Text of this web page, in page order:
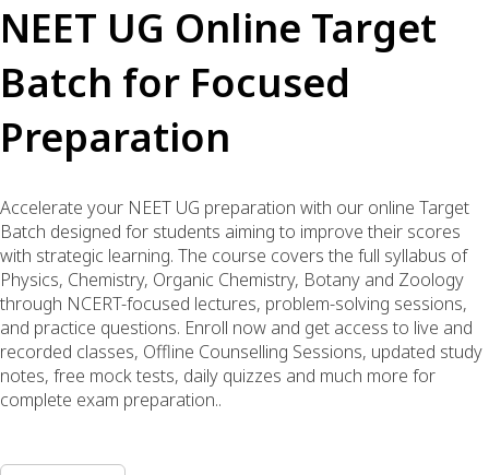
NEET UG Online Target
Batch for Focused
Preparation
Accelerate your NEET UG preparation with our online Target
Batch designed for students aiming to improve their scores
with strategic learning. The course covers the full syllabus of
Physics, Chemistry, Organic Chemistry, Botany and Zoology
through NCERT-focused lectures, problem-solving sessions,
and practice questions. Enroll now and get access to live and
recorded classes, Offline Counselling Sessions, updated study
notes, free mock tests, daily quizzes and much more for
complete exam preparation..